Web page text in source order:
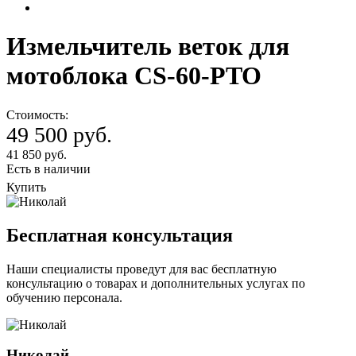
Измельчитель веток для
мотоблока CS-60-PTO
Стоимость:
49 500 руб.
41 850 руб.
Есть в наличии
Купить
Бесплатная консультация
Наши специалисты проведут для вас бесплатную
консультацию о товарах и дополнительных услугах по
обучению персонала.